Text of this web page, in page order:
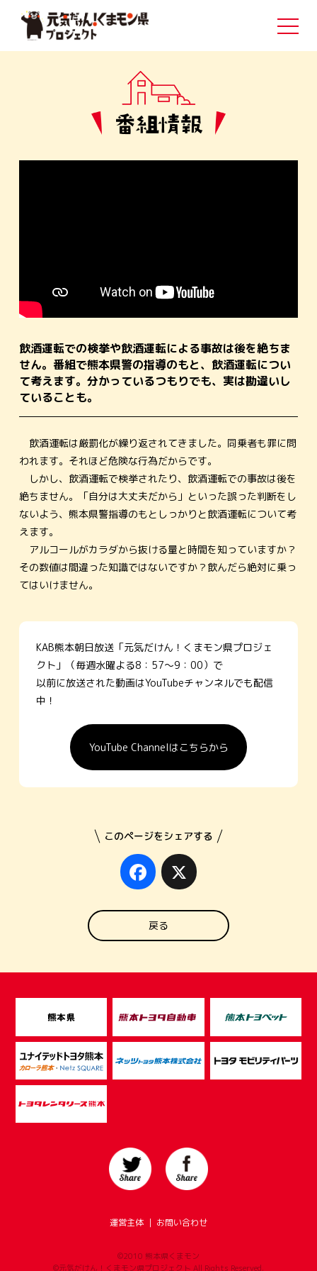
飲酒運転での検挙や飲酒運転による事故は後を絶ちま
せん。番組で熊本県警の指導のもと、飲酒運転につい
て考えます。分かっているつもりでも、実は勘違いし
ていることも。
飲酒運転は厳罰化が繰り返されてきました。同乗者も罪に問
われます。それほど危険な行為だからです。
しかし、飲酒運転で検挙されたり、飲酒運転での事故は後を
絶ちません。「自分は大丈夫だから」といった誤った判断をし
ないよう、熊本県警指導のもとしっかりと飲酒運転について考
えます。
アルコールがカラダから抜ける量と時間を知っていますか？
その数値は間違った知識ではないですか？飲んだら絶対に乗っ
てはいけません。
KAB熊本朝日放送「元気だけん！くまモン県プロジェ
クト」（毎週水曜よる8：57～9：00）で
以前に放送された動画はYouTubeチャンネルでも配信
中！
YouTube Channelはこちらから
このページをシェアする
Facebook
戻る
運営主体 ｜ お問い合わせ
©2010 熊本県くまモン
©元気だけん！くまモン県プロジェクト All Rights Reserved.